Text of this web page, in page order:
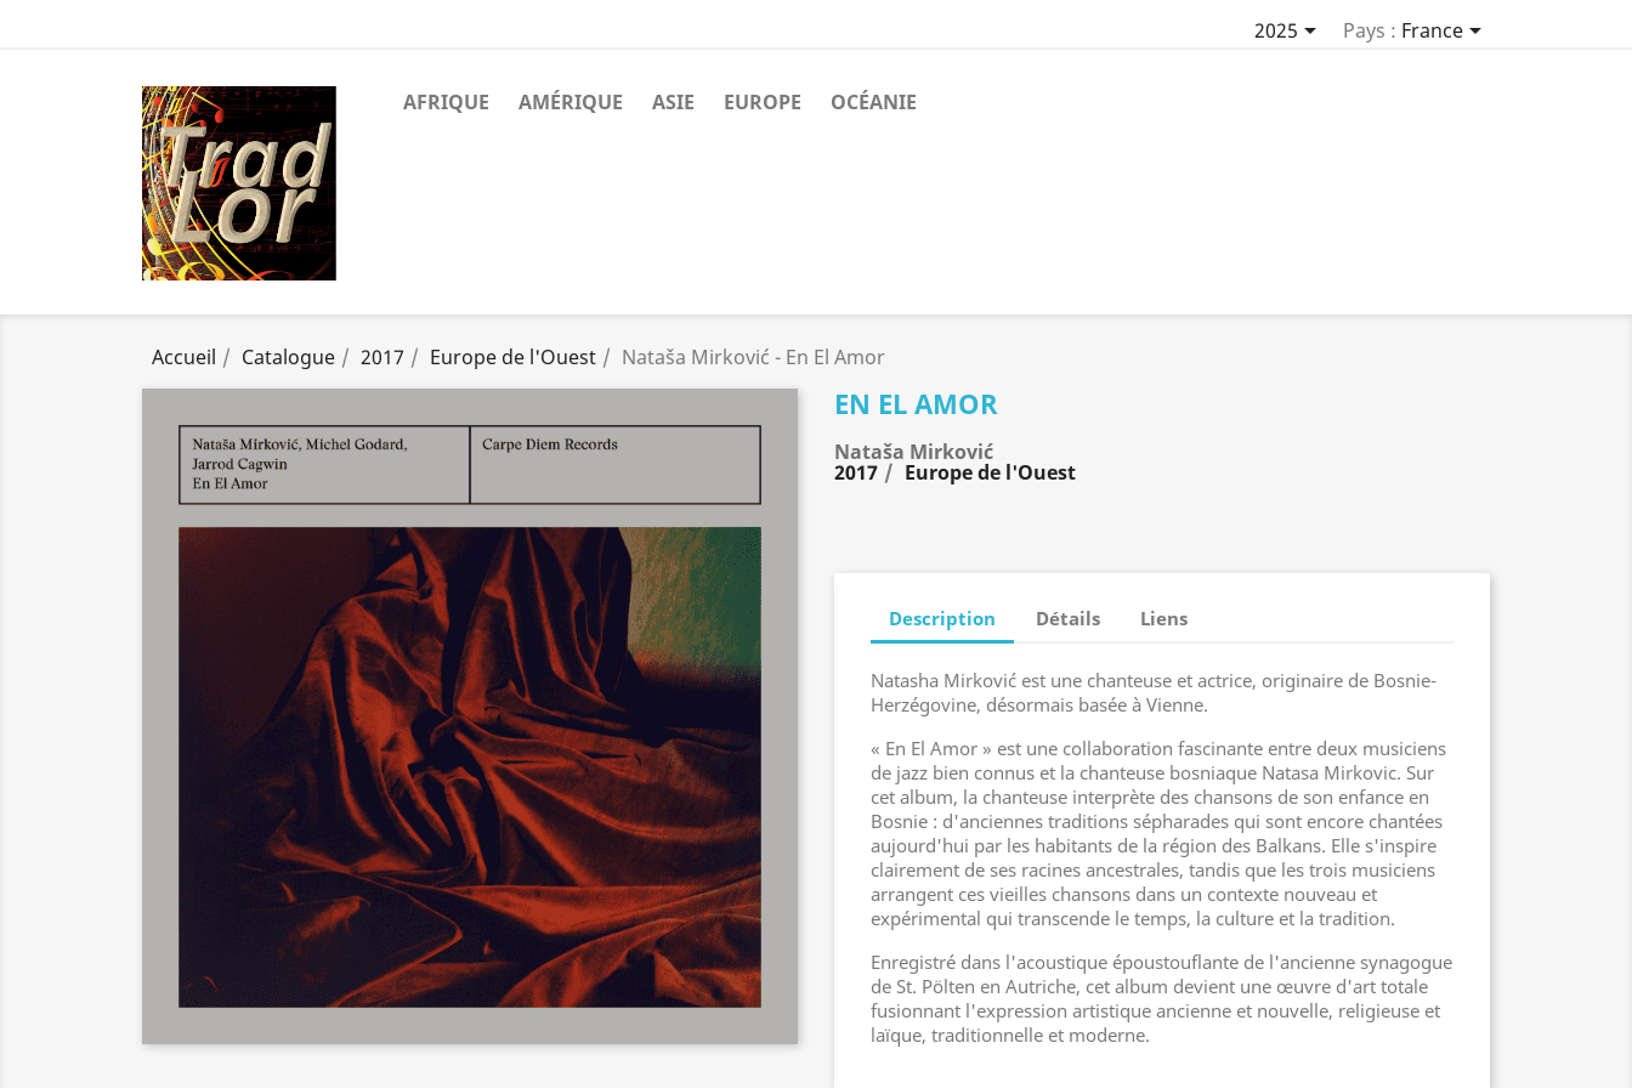
2025 Pays : France
AFRIQUE AMÉRIQUE ASIE EUROPE OCÉANIE
Accueil Catalogue 2017 Europe de l'Ouest Nataša Mirković - En El Amor
EN EL AMOR
Nataša Mirković
2017 Europe de l'Ouest
Description Détails Liens
Natasha Mirković est une chanteuse et actrice, originaire de Bosnie-
Herzégovine, désormais basée à Vienne.
« En El Amor » est une collaboration fascinante entre deux musiciens
de jazz bien connus et la chanteuse bosniaque Natasa Mirkovic. Sur
cet album, la chanteuse interprète des chansons de son enfance en
Bosnie : d'anciennes traditions sépharades qui sont encore chantées
aujourd'hui par les habitants de la région des Balkans. Elle s'inspire
clairement de ses racines ancestrales, tandis que les trois musiciens
arrangent ces vieilles chansons dans un contexte nouveau et
expérimental qui transcende le temps, la culture et la tradition.
Enregistré dans l'acoustique époustouflante de l'ancienne synagogue
de St. Pölten en Autriche, cet album devient une œuvre d'art totale
fusionnant l'expression artistique ancienne et nouvelle, religieuse et
laïque, traditionnelle et moderne.